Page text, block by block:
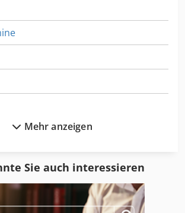
Mehr anzeigen
Sie auch interessieren